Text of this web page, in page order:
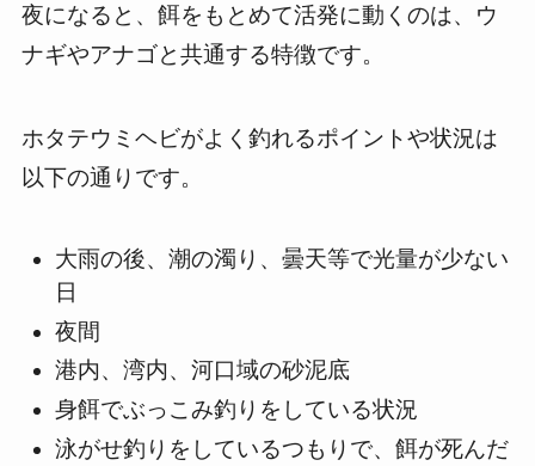
夜になると、餌をもとめて活発に動くのは、ウ
ナギやアナゴと共通する特徴です。
ホタテウミヘビがよく釣れるポイントや状況は
以下の通りです。
大雨の後、潮の濁り、曇天等で光量が少ない
日
夜間
港内、湾内、河口域の砂泥底
身餌でぶっこみ釣りをしている状況
泳がせ釣りをしているつもりで、餌が死んだ